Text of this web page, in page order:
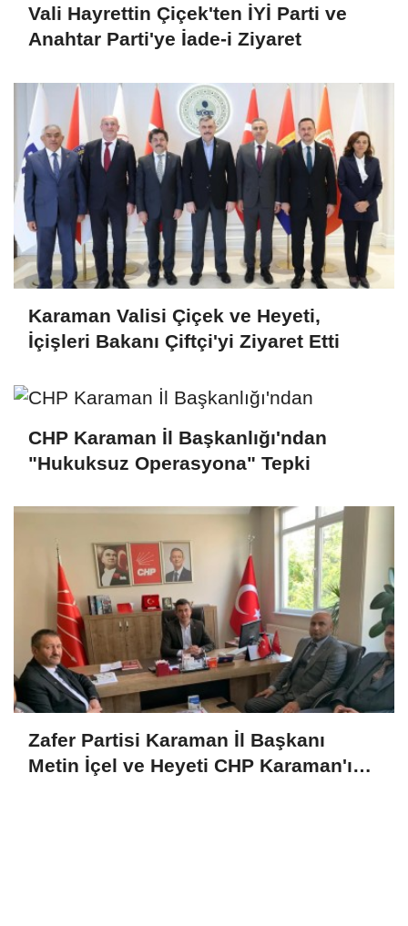
Vali Hayrettin Çiçek'ten İYİ Parti ve
Anahtar Parti'ye İade-i Ziyaret
Karaman Valisi Çiçek ve Heyeti,
İçişleri Bakanı Çiftçi'yi Ziyaret Etti
CHP Karaman İl Başkanlığı'ndan
"Hukuksuz Operasyona" Tepki
Zafer Partisi Karaman İl Başkanı
Metin İçel ve Heyeti CHP Karaman'ı